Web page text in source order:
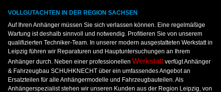
VOLLGUTACHTEN IN DER REGION SACHSEN
Auf Ihren Anhänger müssen Sie sich verlassen können. Eine regelmäßige
Wartung ist deshalb sinnvoll und notwendig. Profitieren Sie von unserem
qualifizierten Techniker-Team. In unserer modern ausgestatteten Werkstatt in
Leipzig führen wir Reparaturen und Hauptuntersuchungen an Ihrem
Anhänger durch. Neben einer professionellen Werkstatt verfügt Anhänger
& Fahrzeugbau SCHUHKNECHT über ein umfassendes Angebot an
Ersatzteilen für alle Anhängermodelle und Fahrzeugbauteilen. Als
Anhängerspezialist stehen wir unseren Kunden aus der Region Leipzig, von